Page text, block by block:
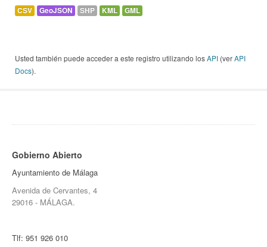
CSV GeoJSON SHP KML GML
Usted también puede acceder a este registro utilizando losAPI (verAPI
Docs).
Gobierno Abierto
Ayuntamiento de Málaga
Avenida de Cervantes, 4
29016 - MÁLAGA.
Tlf: 951 926 010